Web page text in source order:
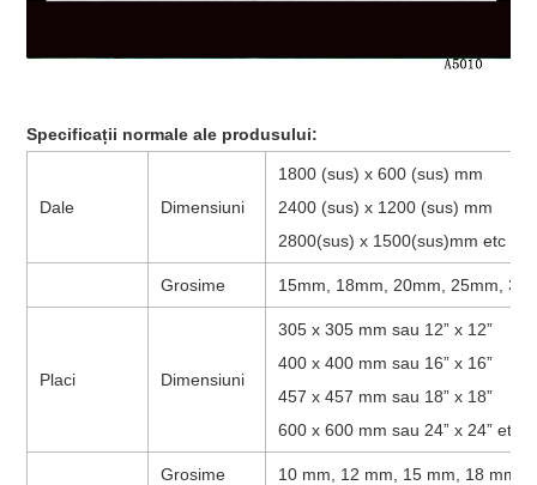
Specificații normale ale produsului:
Dale Dimensiuni
1800 (sus) x 600 (sus) mm
2400 (sus) x 1200 (sus) mm
2800(sus) x 1500(sus)mm etc
Grosime 15mm, 18mm, 20mm, 25mm,
Placi Dimensiuni
305 x 305 mm sau 12” x 12”
400 x 400 mm sau 16” x 16”
457 x 457 mm sau 18” x 18”
600 x 600 mm sau 24” x 24” etc
Grosime
10 mm, 12 mm, 15 mm, 18 mm,